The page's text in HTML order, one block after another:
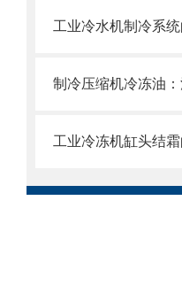
工业冷水机制冷系
工业冷冻机缸头结